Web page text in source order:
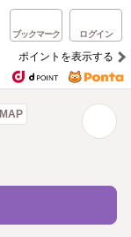
ブックマーク ログイン
ポイントを表示する
MAP